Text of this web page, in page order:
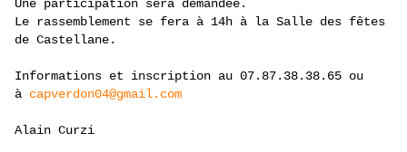
Une participation sera demandée.
Le rassemblement se fera à 14h à la Salle des fêtes
de Castellane.
Informations et inscription au 07.87.38.38.65 ou
à capverdon04@gmail.com
Alain Curzi